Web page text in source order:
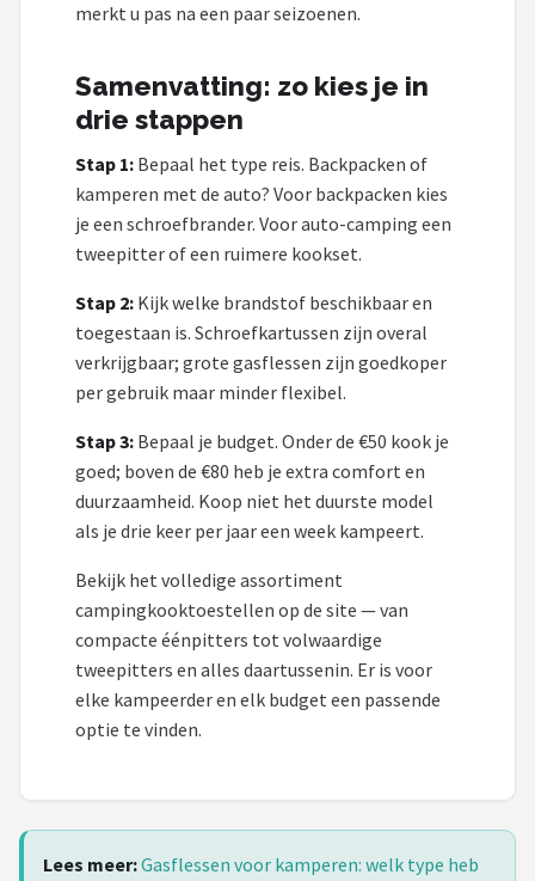
merkt u pas na een paar seizoenen.
Samenvatting: zo kies je in
drie stappen
Stap 1: Bepaal het type reis. Backpacken of
kamperen met de auto? Voor backpacken kies
je een schroefbrander. Voor auto-camping een
tweepitter of een ruimere kookset.
Stap 2: Kijk welke brandstof beschikbaar en
toegestaan is. Schroefkartussen zijn overal
verkrijgbaar; grote gasflessen zijn goedkoper
per gebruik maar minder flexibel.
Stap 3: Bepaal je budget. Onder de €50 kook je
goed; boven de €80 heb je extra comfort en
duurzaamheid. Koop niet het duurste model
als je drie keer per jaar een week kampeert.
Bekijk het volledige assortiment
campingkooktoestellen op de site — van
compacte éénpitters tot volwaardige
tweepitters en alles daartussenin. Er is voor
elke kampeerder en elk budget een passende
optie te vinden.
Lees meer:Gasflessen voor kamperen: welk type heb